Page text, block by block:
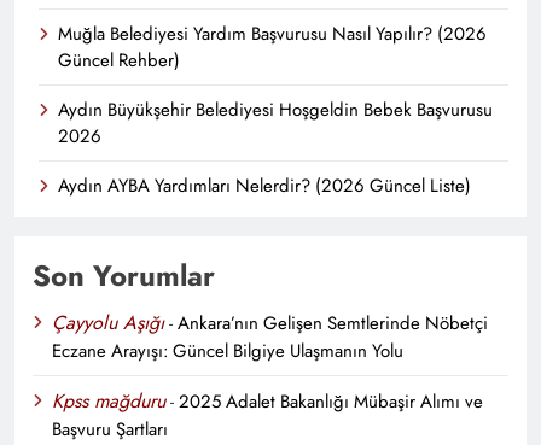
Muğla Belediyesi Yardım Başvurusu Nasıl Yapılır? (2026
Güncel Rehber)
Aydın Büyükşehir Belediyesi Hoşgeldin Bebek Başvurusu
2026
Aydın AYBA Yardımları Nelerdir? (2026 Güncel Liste)
Son Yorumlar
Çayyolu Aşığı-Ankara’nın Gelişen Semtlerinde Nöbetçi
Eczane Arayışı: Güncel Bilgiye Ulaşmanın Yolu
Kpss mağduru-2025 Adalet Bakanlığı Mübaşir Alımı ve
Başvuru Şartları